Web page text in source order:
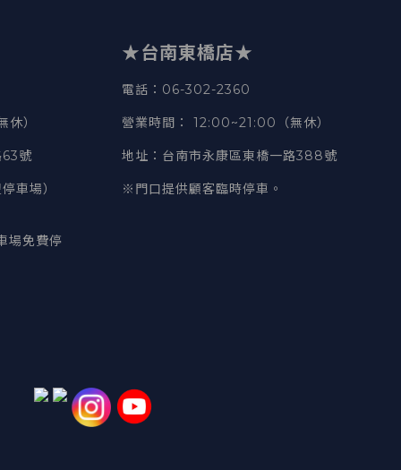
）
63號
車場）
場免費停
★台南東橋店★
電話 ：06-302-2360
營業時間 ： 12:00~21:00（無休）
地址 ：台南市永康區東橋一路388號
※門口提供顧客臨時停車。